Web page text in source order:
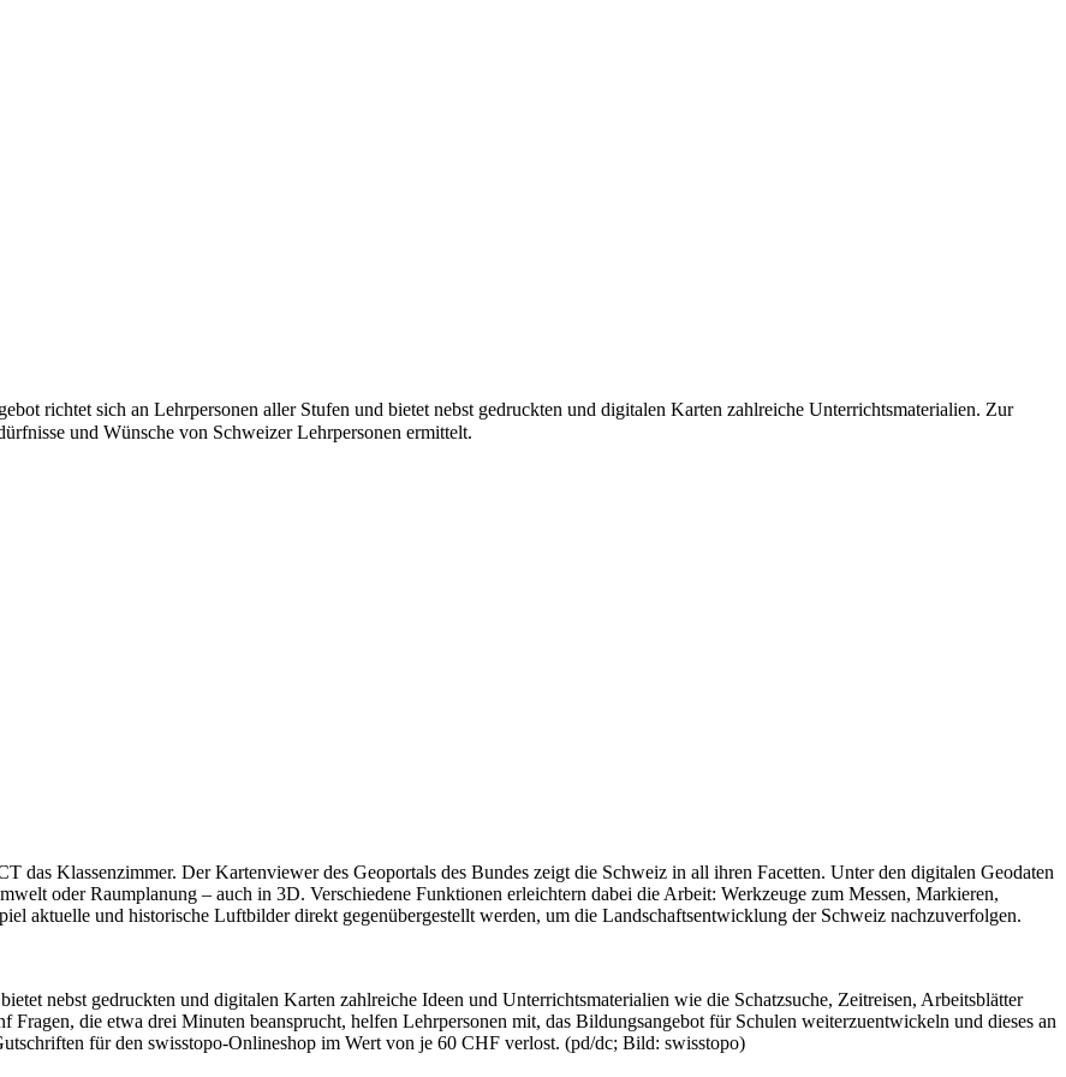
richtet sich an Lehrpersonen aller Stufen und bietet nebst gedruckten und digitalen Karten zahlreiche Unterrichtsmaterialien. Zur
und Wünsche von Schweizer Lehrpersonen ermittelt.
das Klassenzimmer. Der Kartenviewer des Geoportals des Bundes zeigt die Schweiz in all ihren Facetten. Unter den digitalen Geodaten
oder Raumplanung – auch in 3D. Verschiedene Funktionen erleichtern dabei die Arbeit: Werkzeuge zum Messen, Markieren,
aktuelle und historische Luftbilder direkt gegenübergestellt werden, um die Landschaftsentwicklung der Schweiz nachzuverfolgen.
nebst gedruckten und digitalen Karten zahlreiche Ideen und Unterrichtsmaterialien wie die Schatzsuche, Zeitreisen, Arbeitsblätter
die etwa drei Minuten beansprucht, helfen Lehrpersonen mit, das Bildungsangebot für Schulen weiterzuentwickeln und dieses an
für den swisstopo-Onlineshop im Wert von je 60 CHF verlost. (pd/dc; Bild: swisstopo)